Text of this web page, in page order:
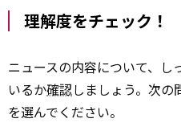
理解度をチェック！
ニュースの内容について、し
いるか確認しましょう。次の
を選んでください。